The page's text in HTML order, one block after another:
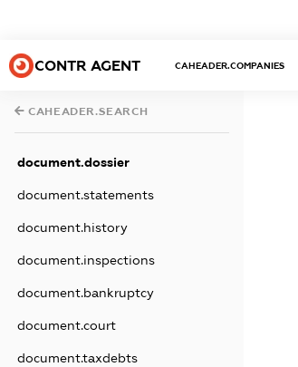
CONTR AGENT CAHEADER.COMPANIES
CAHEADER.SEARCH
document.dossier
document.statements
document.history
document.inspections
document.bankruptcy
document.court
document.taxdebts